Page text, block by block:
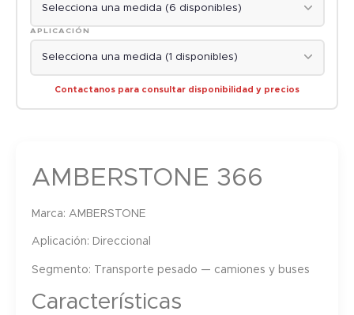
APLICACIÓN
Contactanos para consultar disponibilidad y precios
AMBERSTONE 366
Marca: AMBERSTONE
Aplicación: Direccional
Segmento: Transporte pesado — camiones y buses
Características